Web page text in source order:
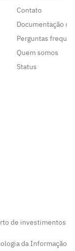
Contato
Documentação da
Perguntas
Quem somos
Status
de investimentos
da Informação